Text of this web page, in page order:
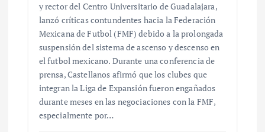
y rector del Centro Universitario de Guadalajara,
lanzó críticas contundentes hacia la Federación
Mexicana de Futbol (FMF) debido a la prolongada
suspensión del sistema de ascenso y descenso en
el futbol mexicano. Durante una conferencia de
prensa, Castellanos afirmó que los clubes que
integran la Liga de Expansión fueron engañados
durante meses en las negociaciones con la FMF,
especialmente por…